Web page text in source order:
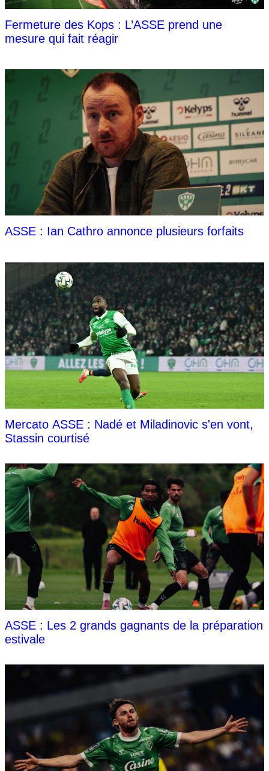
Fermeture des Kops : L’ASSE prend une
mesure qui fait réagir
ASSE : Ian Cathro annonce plusieurs forfaits
Mercato ASSE : Nadé et Miladinovic s'en vont,
Stassin courtisé
ASSE : Les 2 grands gagnants de la préparation
estivale